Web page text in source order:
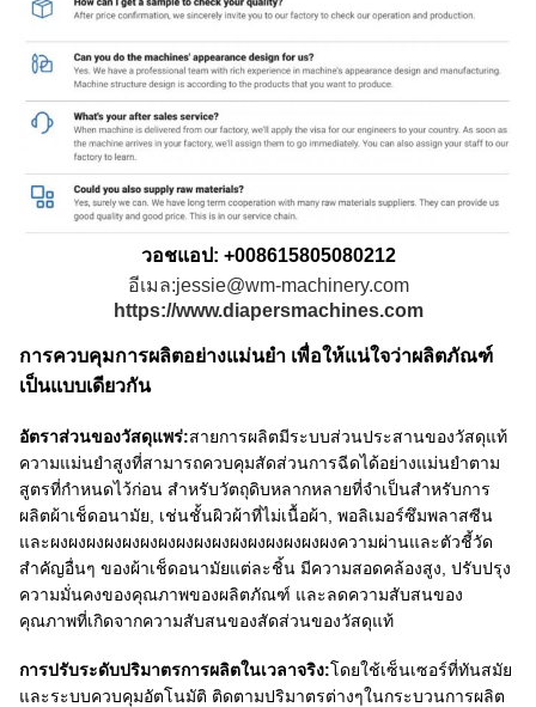
วอชแอป: +008615805080212
อีเมล:jessie@wm-machinery.com
https://www.diapersmachines.com
การควบคุมการผลิตอย่างแม่นยํา เพื่อให้แน่ใจว่าผลิตภัณฑ์
เป็นแบบเดียวกัน
อัตราส่วนของวัสดุแพร่:สายการผลิตมีระบบส่วนประสานของวัสดุแท้
ความแม่นยําสูงที่สามารถควบคุมสัดส่วนการฉีดได้อย่างแม่นยําตาม
สูตรที่กําหนดไว้ก่อน สําหรับวัตถุดิบหลากหลายที่จําเป็นสําหรับการ
ผลิตผ้าเช็ดอนามัย, เช่นชั้นผิวผ้าที่ไม่เนื้อผ้า, พอลิเมอร์ซึมพลาสซีน
และผงผงผงผงผงผงผงผงผงผงผงผงผงผงผงผงความผ่านและตัวชี้วัด
สําคัญอื่นๆ ของผ้าเช็ดอนามัยแต่ละชิ้น มีความสอดคล้องสูง, ปรับปรุง
ความมั่นคงของคุณภาพของผลิตภัณฑ์ และลดความสับสนของ
คุณภาพที่เกิดจากความสับสนของสัดส่วนของวัสดุแท้
การปรับระดับปริมาตรการผลิตในเวลาจริง:โดยใช้เซ็นเซอร์ที่ทันสมัย
และระบบควบคุมอัตโนมัติ ติดตามปริมาตรต่างๆในกระบวนการผลิต